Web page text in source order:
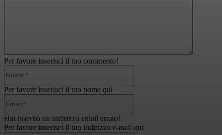
Per favore inserisci il tuo commento!
Per favore inserisci il tuo nome qui
Hai inserito un indirizzo email errato!
Per favore inserisci il tuo indirizzo e-mail qui